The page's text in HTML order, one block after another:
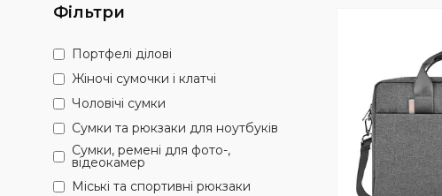
Фільтри
Портфелі ділові
Жіночі сумочки і клатчі
Чоловічі сумки
Сумки та рюкзаки для ноутбуків
Сумки, ремені для фото-,
відеокамер
Міські та спортивні рюкзаки